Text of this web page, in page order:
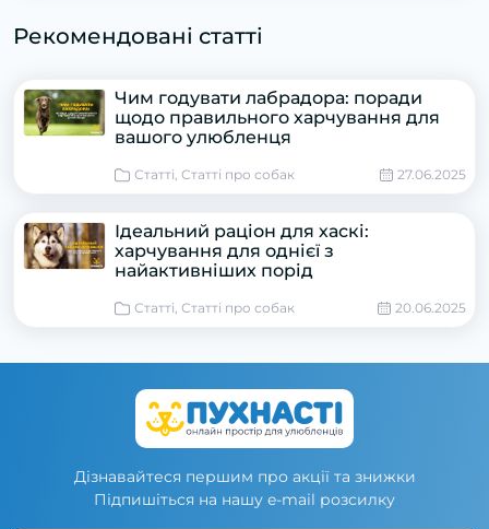
Рекомендовані статті
Чим годувати лабрадора: поради
щодо правильного харчування для
вашого улюбленця
Статті, Статті про собак 27.06.2025
Ідеальний раціон для хаскі:
харчування для однієї з
найактивніших порід
Статті, Статті про собак 20.06.2025
Дізнавайтеся першим про акції та знижки
Підпишіться на нашу e-mail розсилку